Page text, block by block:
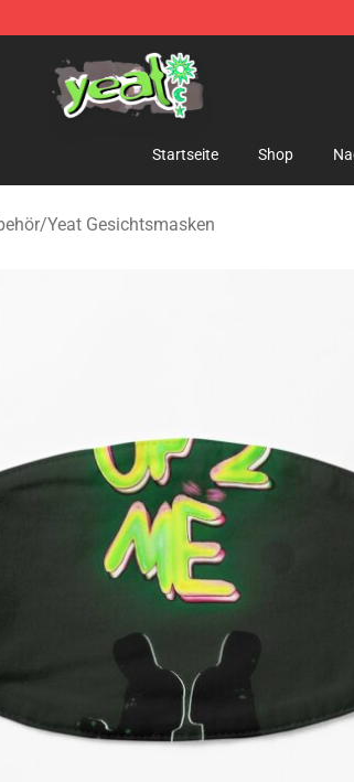
Yeat Merchandise Store
Startseite Shop
/Yeat Gesichtsmasken